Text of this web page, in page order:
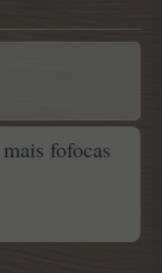
fofocas